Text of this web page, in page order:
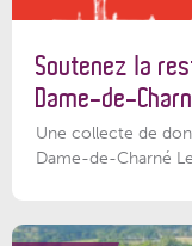
Soutenez la
Dame-de-
Une collecte de
Dame-de-Charné